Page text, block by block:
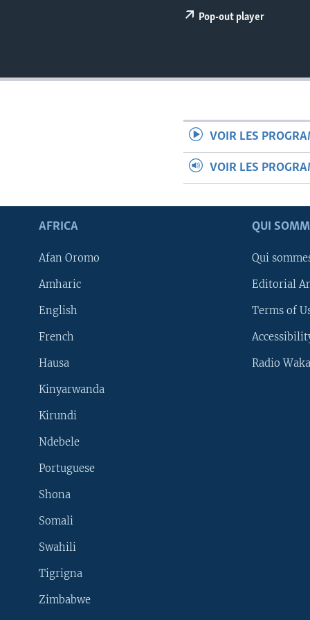
SUIVEZ-NOUS
Langues
Pop-out player
VOIR LES
VOIR LES
AFRICA
Afan Oromo
Amharic
English
French
Hausa
Kinyarwanda
Kirundi
Ndebele
Portuguese
Shona
Somali
Swahili
Tigrigna
Zimbabwe
QUI
Qui
Editorial
Terms of
Radio